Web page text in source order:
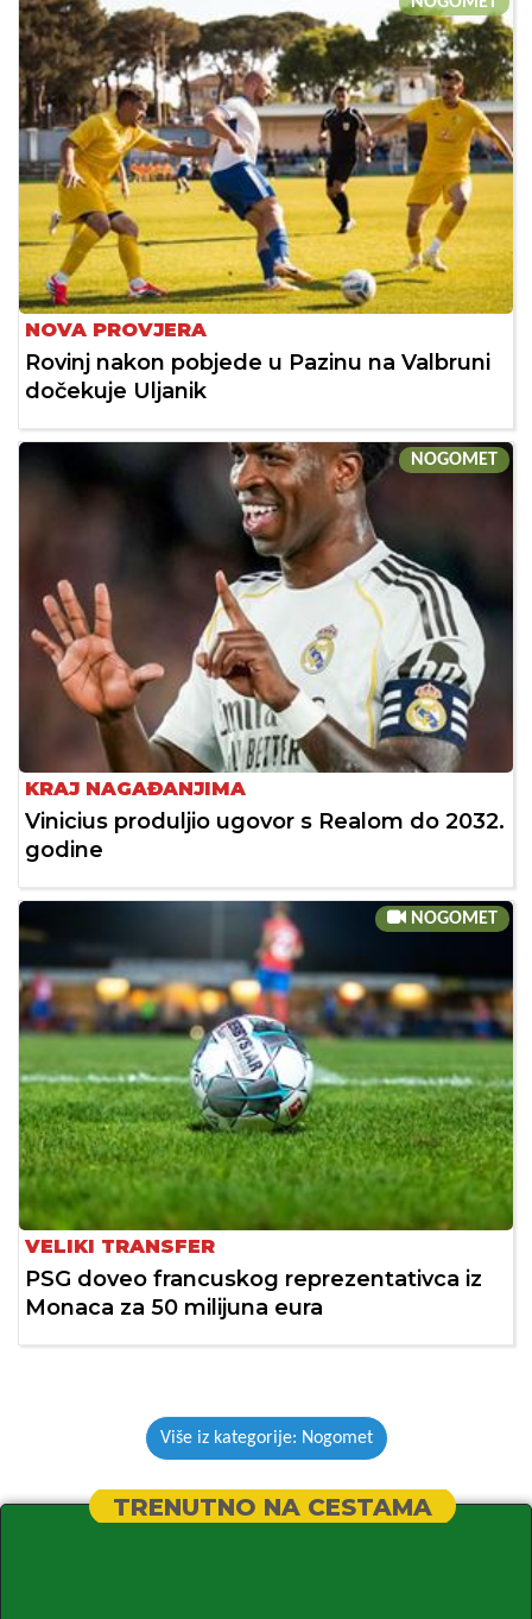
NOVA PROVJERA
Rovinj nakon pobjede u Pazinu na Valbruni
dočekuje Uljanik
NOGOMET
KRAJ NAGAĐANJIMA
Vinicius produljio ugovor s Realom do 2032.
godine
NOGOMET
VELIKI TRANSFER
PSG doveo francuskog reprezentativca iz
Monaca za 50 milijuna eura
Više iz kategorije: Nogomet
TRENUTNO NA CESTAMA